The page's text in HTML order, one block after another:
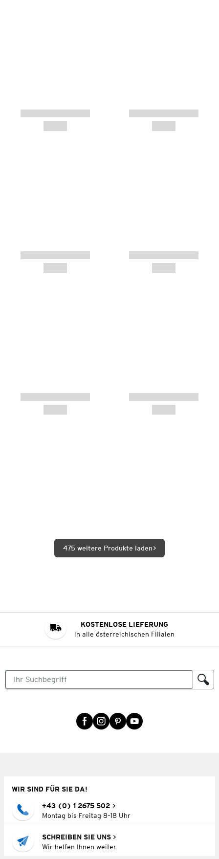
475 weitere Produkte laden
KOSTENLOSE LIEFERUNG
in alle österreichischen Filialen
WIR SIND FÜR SIE DA!
+43 (0) 1 2675 502
Montag bis Freitag 8–18 Uhr
SCHREIBEN SIE UNS
Wir helfen Ihnen weiter